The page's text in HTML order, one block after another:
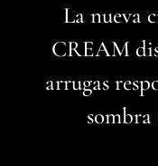
La nueva
CREAM
arrugas
sombra